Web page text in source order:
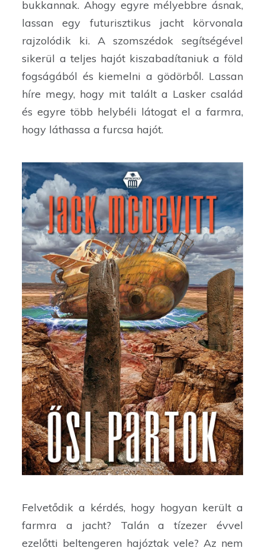
bukkannak. Ahogy egyre mélyebbre ásnak,
lassan egy futurisztikus jacht körvonala
rajzolódik ki. A szomszédok segítségével
sikerül a teljes hajót kiszabadítaniuk a föld
fogságából és kiemelni a gödörből. Lassan
híre megy, hogy mit talált a Lasker család
és egyre több helybéli látogat el a farmra,
hogy láthassa a furcsa hajót.
Felvetődik a kérdés, hogy hogyan került a
farmra a jacht? Talán a tízezer évvel
ezelőtti beltengeren hajóztak vele? Az nem